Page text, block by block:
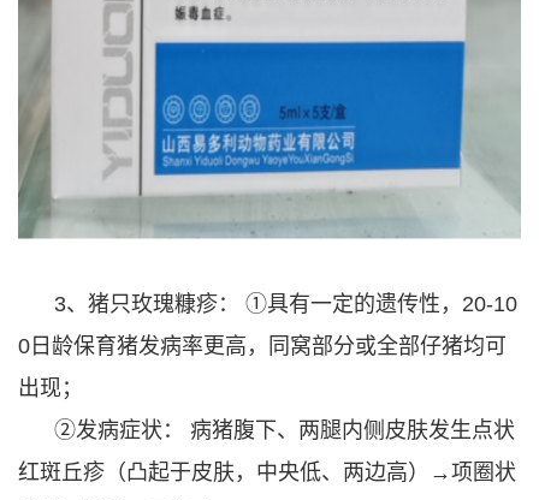
3、猪只玫瑰糠疹： ①具有一定的遗传性，20-10
0日龄保育猪发病率更高，同窝部分或全部仔猪均可
出现；
②发病症状： 病猪腹下、两腿内侧皮肤发生点状
红斑丘疹（凸起于皮肤，中央低、两边高）→项圈状